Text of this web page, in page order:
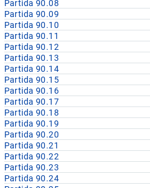
Partida 90.08
Partida 90.09
Partida 90.10
Partida 90.11
Partida 90.12
Partida 90.13
Partida 90.14
Partida 90.15
Partida 90.16
Partida 90.17
Partida 90.18
Partida 90.19
Partida 90.20
Partida 90.21
Partida 90.22
Partida 90.23
Partida 90.24